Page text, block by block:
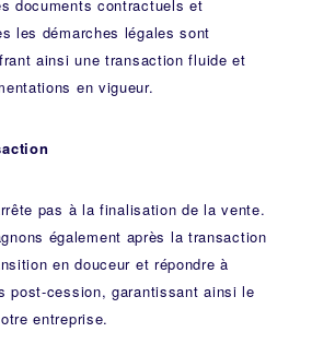
documents contractuels et
les démarches légales sont
ainsi une transaction fluide et
en vigueur.
pas à la finalisation de la vente.
également après la transaction
en douceur et répondre à
post-cession, garantissant ainsi le
entreprise.